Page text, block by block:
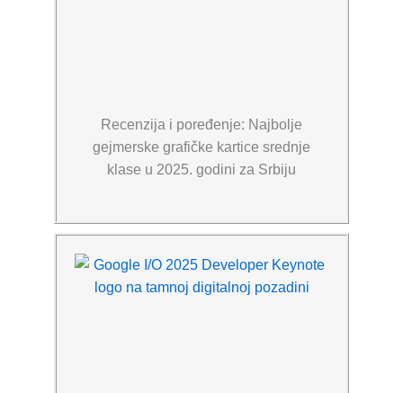
Recenzija i poređenje: Najbolje
gejmerske grafičke kartice srednje
klase u 2025. godini za Srbiju